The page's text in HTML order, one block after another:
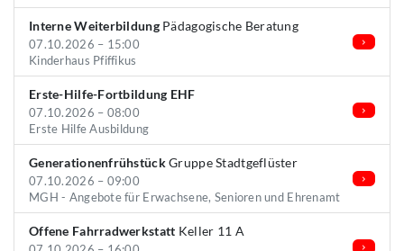
Interne WeiterbildungPädagogische Beratung
07.10.2026 – 15:00
Kinderhaus Pfiffikus
Erste-Hilfe-Fortbildung EHF
07.10.2026 – 08:00
Erste Hilfe Ausbildung
GenerationenfrühstückGruppe Stadtgeflüster
07.10.2026 – 09:00
MGH - Angebote für Erwachsene, Senioren und Ehrenamt
Offene Fahrradwerkstatt Keller 11 A